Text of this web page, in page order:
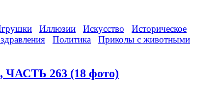
Иллюзии Искусство
Историческое
Политика Приколы с животными
ЧАСТЬ 263 (18 фото)